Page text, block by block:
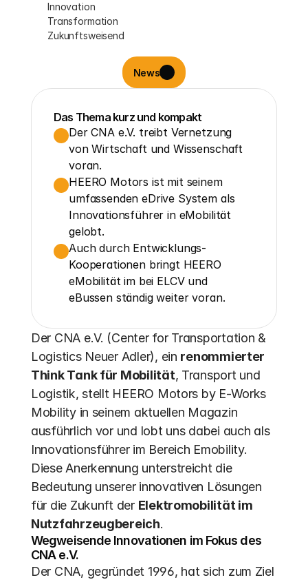
Innovation
Transformation
Zukunftsweisend
News
Das Thema kurz und kompakt
Der CNA e.V. treibt Vernetzung
von Wirtschaft und Wissenschaft
voran.
HEERO Motors ist mit seinem
umfassenden eDrive System als
Innovationsführer in eMobilität
gelobt.
Auch durch Entwicklungs-
Kooperationen bringt HEERO
eMobilität im bei ELCV und
eBussen ständig weiter voran.
Der CNA e.V. (Center for Transportation &
Logistics Neuer Adler), ein renommierter
Think Tank für Mobilität, Transport und
Logistik, stellt HEERO Motors by E-Works
Mobility in seinem aktuellen Magazin
ausführlich vor und lobt uns dabei auch als
Innovationsführer im Bereich Emobility.
Diese Anerkennung unterstreicht die
Bedeutung unserer innovativen Lösungen
für die Zukunft der Elektromobilität im
Nutzfahrzeugbereich.
Wegweisende Innovationen im Fokus des
CNA e.V.
Der CNA, gegründet 1996, hat sich zum Ziel